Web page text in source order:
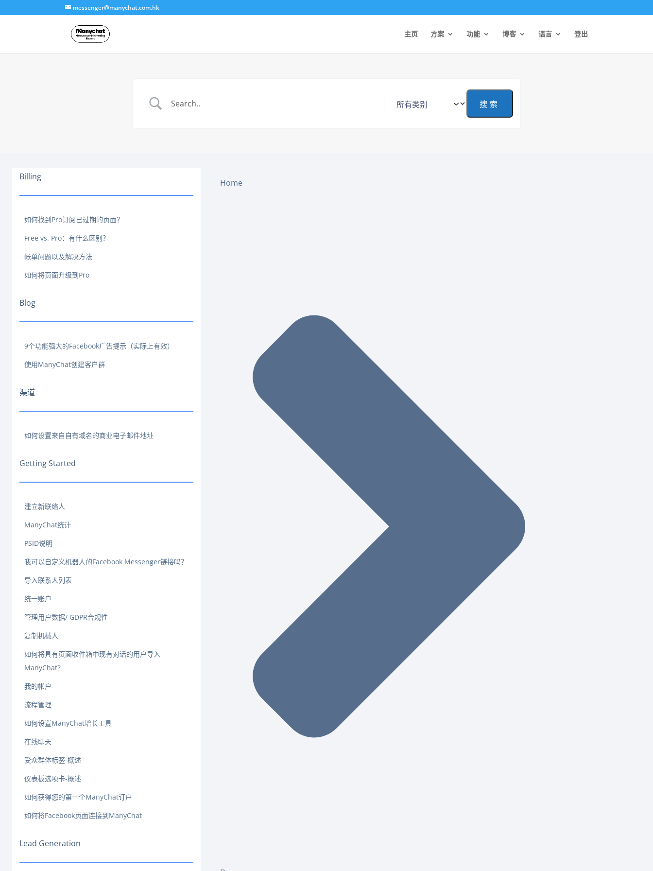
messenger@manychat.com.hk
主页 方案 功能 博客 语言 登出
Billing
如何找到Pro订阅已过期的页面？
Free vs. Pro：有什么区别？
帐单问题以及解决方法
如何将页面升级到Pro
Blog
9个功能强大的Facebook广告提示（实际上有效）
使用ManyChat创建客户群
渠道
如何设置来自自有域名的商业电子邮件地址
Getting Started
建立新联络人
ManyChat统计
PSID说明
我可以自定义机器人的Facebook Messenger链接吗？
导入联系人列表
统一账户
管理用户数据/ GDPR合规性
复制机械人
如何将具有页面收件箱中现有对话的用户导入
ManyChat？
我的帐户
流程管理
如何设置ManyChat增长工具
在线聊天
受众群体标签-概述
仪表板选项卡-概述
如何获得您的第一个ManyChat订户
如何将Facebook页面连接到ManyChat
Lead Generation
Home